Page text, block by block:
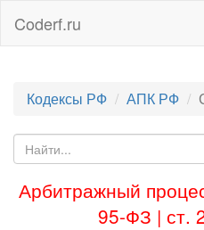
Coderf.ru
Кодексы РФ АПК РФ
Арбитражный
95-ФЗ | ст.